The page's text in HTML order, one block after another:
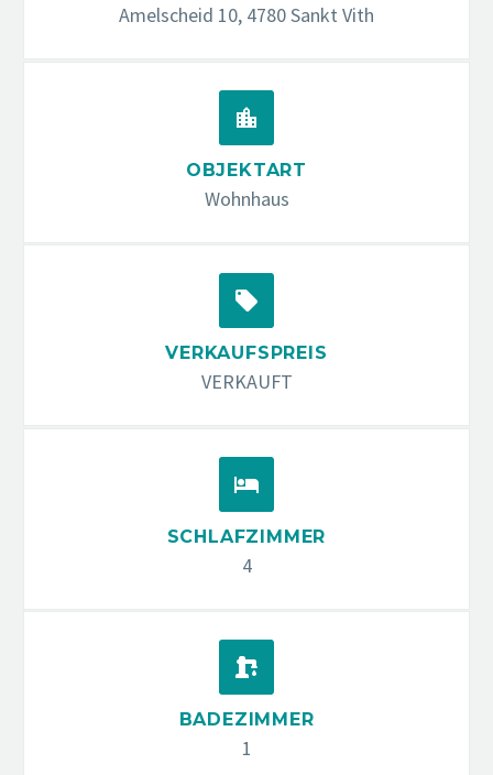
Amelscheid 10, 4780 Sankt Vith


OBJEKTART
Wohnhaus


VERKAUFSPREIS
VERKAUFT


SCHLAFZIMMER
4


BADEZIMMER
1